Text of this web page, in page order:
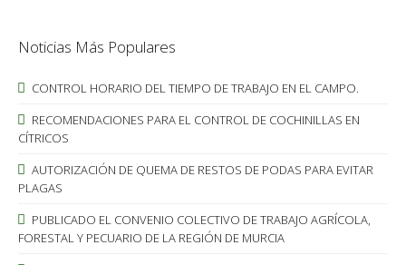
Noticias Más Populares
CONTROL HORARIO DEL TIEMPO DE TRABAJO EN EL CAMPO.
RECOMENDACIONES PARA EL CONTROL DE COCHINILLAS EN
CÍTRICOS
AUTORIZACIÓN DE QUEMA DE RESTOS DE PODAS PARA EVITAR
PLAGAS
PUBLICADO EL CONVENIO COLECTIVO DE TRABAJO AGRÍCOLA,
FORESTAL Y PECUARIO DE LA REGIÓN DE MURCIA